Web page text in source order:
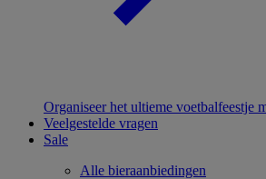
Organiseer het ultieme voetbalfeestje
Veelgestelde vragen
Sale
Alle bieraanbiedingen